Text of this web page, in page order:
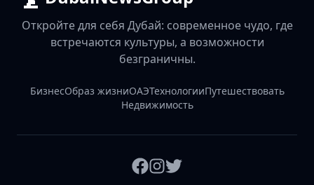
Откройте для себя Дубай: современное чудо, где
встречаются культуры, а возможности
безграничны.
БизнесОбраз жизниОАЭТехнологииПутешествовать
Недвижимость